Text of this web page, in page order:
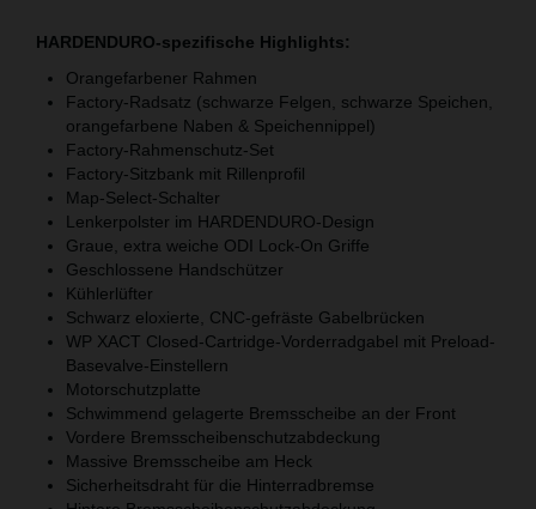
HARDENDURO-spezifische Highlights:
Orangefarbener Rahmen
Factory-Radsatz (schwarze Felgen, schwarze Speichen,
orangefarbene Naben & Speichennippel)
Factory-Rahmenschutz-Set
Factory-Sitzbank mit Rillenprofil
Map-Select-Schalter
Lenkerpolster im HARDENDURO-Design
Graue, extra weiche ODI Lock-On Griffe
Geschlossene Handschützer
Kühlerlüfter
Schwarz eloxierte, CNC-gefräste Gabelbrücken
WP XACT Closed-Cartridge-Vorderradgabel mit Preload-
Basevalve-Einstellern
Motorschutzplatte
Schwimmend gelagerte Bremsscheibe an der Front
Vordere Bremsscheibenschutzabdeckung
Massive Bremsscheibe am Heck
Sicherheitsdraht für die Hinterradbremse